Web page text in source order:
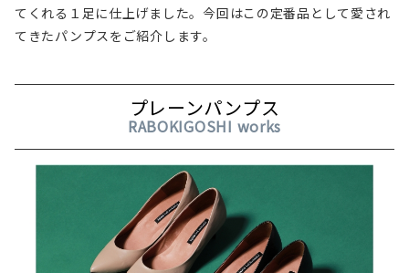
てくれる１足に仕上げました。今回はこの定番品として愛され
てきたパンプスをご紹介します。
プレーンパンプス
RABOKIGOSHI works